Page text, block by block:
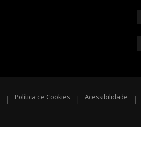
| Política de Cookies | Acessibilidade |